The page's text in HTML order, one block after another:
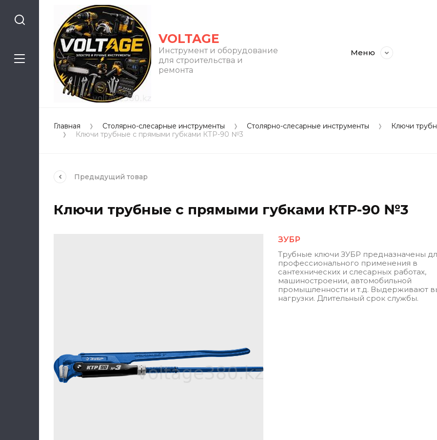
VOLTAGE
Инструмент и оборудование
для строительства и
ремонта
Меню
Главная Столярно-слесарные инструменты Столярно-слесарные инструменты Ключи
Ключи трубные с прямыми губками КТР-90 №3
Предыдущий товар
Ключи трубные с прямыми губками КТР-90 №3
ЗУБР
Трубные ключи ЗУБР предназначены
профессионального применения в
сантехнических и слесарных работах,
машиностроении, автомобильной
промышленности и т.д. Выдерживают
нагрузки. Длительный срок службы.